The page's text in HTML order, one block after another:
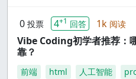
0 投票 4+1 回答 1k 阅读
Vibe Coding初学者推荐：
靠？
前端 html 人工智能